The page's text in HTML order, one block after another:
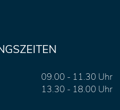
09.00 - 11.30 Uhr
13.30 - 18.00 Uhr